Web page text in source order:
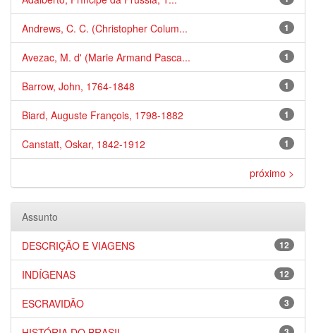
1
Andrews, C. C. (Christopher Colum...
1
Avezac, M. d' (Marie Armand Pasca...
1
Barrow, John, 1764-1848
1
Biard, Auguste François, 1798-1882
1
Canstatt, Oskar, 1842-1912
próximo >
Assunto
12
DESCRIÇÃO E VIAGENS
12
INDÍGENAS
3
ESCRAVIDÃO